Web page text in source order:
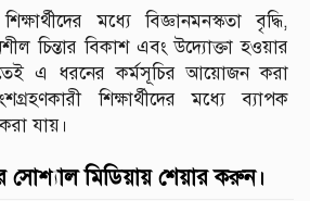
মধ্যে বিজ্ঞানমনস্কতা বৃদ্ধি,
চিন্তার বিকাশ এবং উদ্যোক্তা হওয়ার
এ ধরনের কর্মসূচির আয়োজন করা
শিক্ষার্থীদের মধ্যে ব্যাপক
যায়।
মিডিয়ায় শেয়ার করুন।